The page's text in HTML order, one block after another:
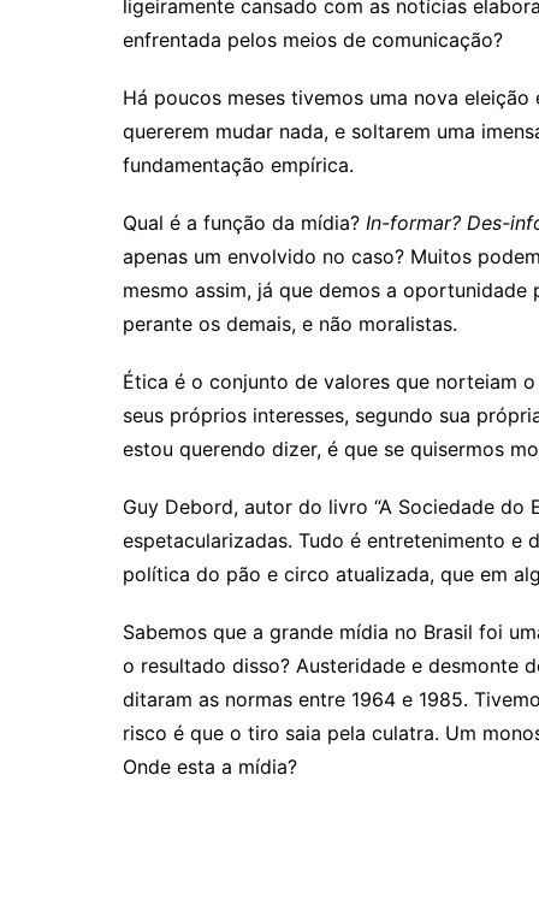
ligeiramente cansado com as notícias
enfrentada pelos meios de comunicação?
Há poucos meses tivemos uma nova
quererem mudar nada, e soltarem uma
fundamentação empírica.
Qual é a função da mídia? In-formar? Des-
apenas um envolvido no caso? Muitos
mesmo assim, já que demos a
perante os demais, e não moralistas.
Ética é o conjunto de valores que norteiam
seus próprios interesses, segundo sua
estou querendo dizer, é que se quisermos
Guy Debord, autor do livro “A Sociedade do
espetacularizadas. Tudo é entretenimento e
política do pão e circo atualizada, que em
Sabemos que a grande mídia no Brasil foi
o resultado disso? Austeridade e desmonte
ditaram as normas entre 1964 e 1985.
risco é que o tiro saia pela culatra. Um
Onde esta a mídia?